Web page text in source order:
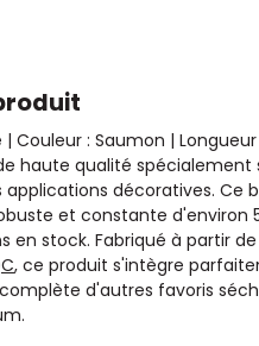
Couleur : Saumon |
haute qualité
applications décoratives.
et constante d'environ
en stock. Fabriqué à partir
, ce produit s'intègre
d'autres favoris